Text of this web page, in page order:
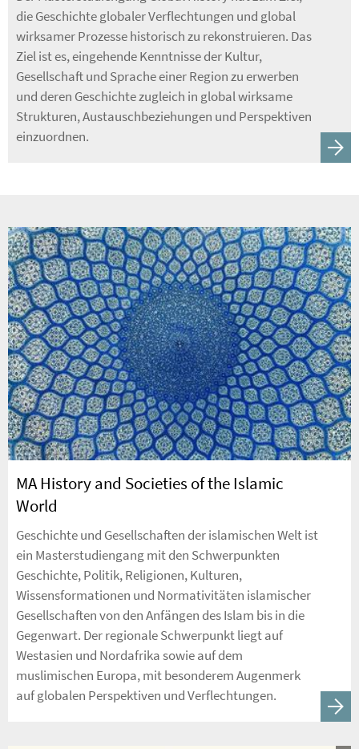
die Geschichte globaler Verflechtungen und global
wirksamer Prozesse historisch zu rekonstruieren. Das
Ziel ist es, eingehende Kenntnisse der Kultur,
Gesellschaft und Sprache einer Region zu erwerben
und deren Geschichte zugleich in global wirksame
Strukturen, Austauschbeziehungen und Perspektiven
einzuordnen.
MA History and Societies of the Islamic
World
Geschichte und Gesellschaften der islamischen Welt ist
ein Masterstudiengang mit den Schwerpunkten
Geschichte, Politik, Religionen, Kulturen,
Wissensformationen und Normativitäten islamischer
Gesellschaften von den Anfängen des Islam bis in die
Gegenwart. Der regionale Schwerpunkt liegt auf
Westasien und Nordafrika sowie auf dem
muslimischen Europa, mit besonderem Augenmerk
auf globalen Perspektiven und Verflechtungen.